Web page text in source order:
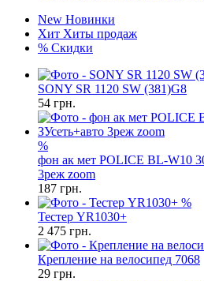
New Новинки
Хит Хиты продаж
% Скидки
SONY SR 1120 SW (381)G8
54 грн.
%
фон ак мет POLICE BL-W10
3реж zoom
187 грн.
%
Тестер YR1030+
2 475 грн.
Крепление на велосипед 7068
29 грн.